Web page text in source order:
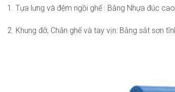
1. Tựa lưng và đệm ngồi ghế : Bằng Nhựa đúc
2. Khung đỡ, Chân ghế và tay vịn: Bằng sắt sơn